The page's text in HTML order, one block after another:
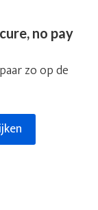
no pay
zo op de